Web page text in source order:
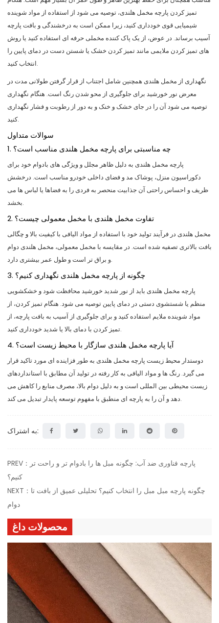
تمیز کردن پارچه مخمل هلندی، توصیه می شود از استفاده از مواد شوینده
شیمیایی قوی خودداری کنید، زیرا ممکن است به درخشندگی و بافت پارچه
آسیب برساند. در عوض، از یک پاک کننده مخملی حرفه ای استفاده کنید یا روش
های تمیز کردن ملایمی مانند تمیز کردن خشک یا شستن دست در دمای پایین را
انتخاب کنید.
نگهداری از مخمل هلندی همچنین شامل اجتناب از قرار گرفتن طولانی مدت در
معرض نور خورشید برای جلوگیری از محو شدن رنگ است. هنگام نگهداری
توصیه می شود آن را در جای خشک و خنک و به دور از رطوبت و فشار نگهداری
کنید.
سوالات متداول
1. چه مناسبتی برای پارچه مخمل هلندی مناسب است؟
پارچه مخمل هلندی به دلیل ظاهر مجلل و ویژگی های بادوام خود برای
دکوراسیون منزل، پوشاک مد و فضای داخلی خودرو مناسب است. درخشش
ظریف و احساس راحتی آن جذابیت منحصر به فردی را به فضاها یا لباس ها می
بخشد.
2. تفاوت مخمل هلندی با مخمل معمولی چیست؟
مخمل هلندی در فرآیند تولید خود با استفاده از مواد الیافی با کیفیت بالا و چگالی
بافت بالاتری تصفیه شده است. در مقایسه با مخمل معمولی، مخمل هلندی دوام
و براق تر است و طول عمر بیشتری دارد.
3. چگونه از پارچه مخمل هلندی نگهداری کنیم؟
پارچه مخمل هلندی باید از نور شدید خورشید محافظت شود و خشکشویی
منظم یا شستشوی دستی در دمای پایین توصیه می شود. هنگام تمیز کردن، از
مواد شوینده ملایم استفاده کنید و برای جلوگیری از آسیب به بافت پارچه، از
تمیز کردن با دمای بالا یا شدید خودداری کنید.
4. آیا پارچه مخمل هلندی سازگار با محیط زیست است؟
دوستدار محیط زیست پارچه مخمل هلندی به طور فزاینده ای مورد تاکید قرار
می گیرد. رنگ ها و مواد الیافی به کار رفته در تولید آن مطابق با استانداردهای
زیست محیطی بین المللی است و به دلیل دوام بالا، مصرف منابع را کاهش می
دهد و آن را به پارچه ای منطبق با مفهوم توسعه پایدار تبدیل می کند.
به اشتراک:
PREV：پارچه فناوری ضد آب: چگونه مبل ها را بادوام تر و راحت تر
کنیم؟
NEXT：چگونه پارچه مبل مبل را انتخاب کنیم؟ تحلیلی عمیق از بافت تا
دوام
محصولات داغ